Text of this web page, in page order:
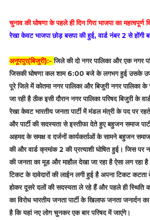
चुनाव की घोषणा के पहले ही दिन गिरा भाजपा का महत्वपूर्ण
रेखा केवट भाजपा छोड़ बसपा की हुई, वार्ड नंबर 2 से होंगी
अनूपपुर(बिजुरी):-जिले की दो नगर पालिका और एक नगर
जिसकी घोषणा कल शाम 6:00 बजे के लगभग हुई उसके
पूरे जिले में कोतमा नगर पालिका और बिजुरी नगर पालिका
जा रही है ठीक इसी दौरान नगर पालिका परिषद बिजुरी के
रेखा केवट भारतीय जनता पार्टी में मंडल मंत्री के पद पर
और पार्टी की सदस्यता से इस्तीफा देते हुए बहुजन समाज
अहमद के समक्ष व दर्जनों कार्यकर्ताओं के सामने बहुजन समाज
की और वार्ड क्रमांक 2 की प्रत्याशी घोषित हुई। जिस पर
की जनता का मूड और माहौल देखा जा रहा है ऐसा लग रहा है
टिकट के दावेदारों की लाईन लगी हुई है अपना टिकट
होकर दूसरे दलों की सदस्यता ले रहे हैं और पहले ही स्थिति
का विरोध भारतीय जनता पार्टी के खिलाफ जनता जनार्दन
है कि यहां नए लोग चुनकर एक बार परिषद में जाएंगे।